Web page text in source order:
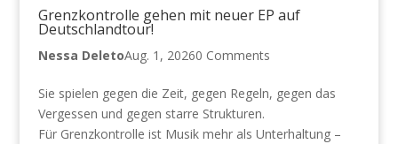
Grenzkontrolle gehen mit neuer EP auf
Deutschlandtour!
Nessa DeletoAug. 1, 20260 Comments
Sie spielen gegen die Zeit, gegen Regeln, gegen das
Vergessen und gegen starre Strukturen.
Für Grenzkontrolle ist Musik mehr als Unterhaltung –